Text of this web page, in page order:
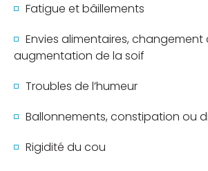
Fatigue et bâillements
Envies alimentaires, changement
augmentation de la soif
Troubles de l’humeur
Ballonnements, constipation ou
Rigidité du cou